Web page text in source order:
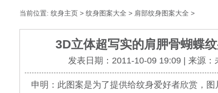
当前位置: 纹身主页 > 纹身图案大全 > 肩部纹身图案大全 >
3D立体超写实的肩胛骨蝴蝶
发表日期：2011-10-09 19:09 | 来源：
申明：此图案是为了提供给纹身爱好者欣赏，